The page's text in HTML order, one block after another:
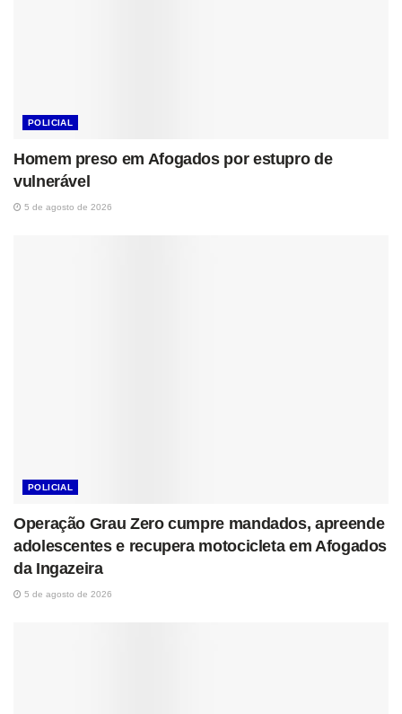
POLICIAL
Homem preso em Afogados por estupro de
vulnerável
5 de agosto de 2026
POLICIAL
Operação Grau Zero cumpre mandados, apreende
adolescentes e recupera motocicleta em Afogados
da Ingazeira
5 de agosto de 2026